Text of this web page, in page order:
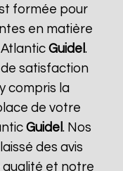
formée pour
en matière
AtlanticGuidel.
satisfaction
compris la
de votre
Guidel. Nos
des avis
qualité et notre